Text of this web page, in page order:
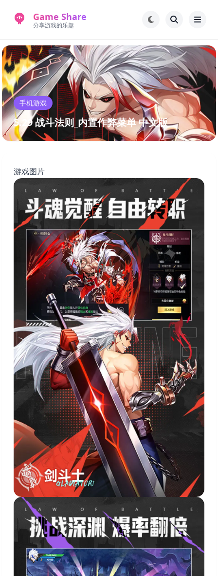
Game Share
分享游戏的乐趣
首页 电脑游戏
手机游戏 常见问题解答
新版游戏站 永久地址
手机游戏
5.29 战斗法则_内置作弊菜单 中文版
游戏图片